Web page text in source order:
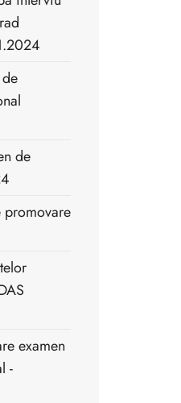
de
promovare
examen
-